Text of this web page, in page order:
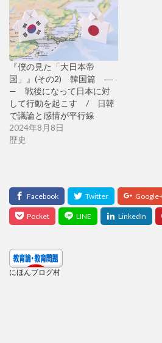
『僕の見た「大日本帝
国」』(その2) 韓国篇 ―
— 戦後になって日本に対
して行動を起こす / 日韓
で議論と感情が平行線
2024年8月8日
歴史
にほんブログ村